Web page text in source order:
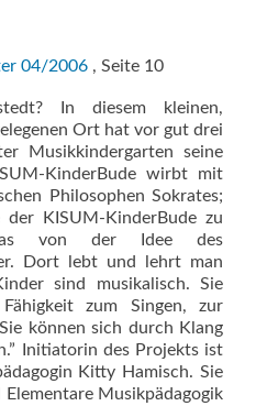
04/2006 , Seite 10
In diesem kleinen,
Ort hat vor gut drei
Musikkindergarten seine
KinderBude wirbt mit
Philosophen Sokrates;
KISUM-KinderBude zu
von der Idee des
Dort lebt und lehrt man
sind musikalisch. Sie
zum Singen, zur
können sich durch Klang
Initiatorin des Projekts ist
Kitty Hamisch. Sie
Musikpädagogik